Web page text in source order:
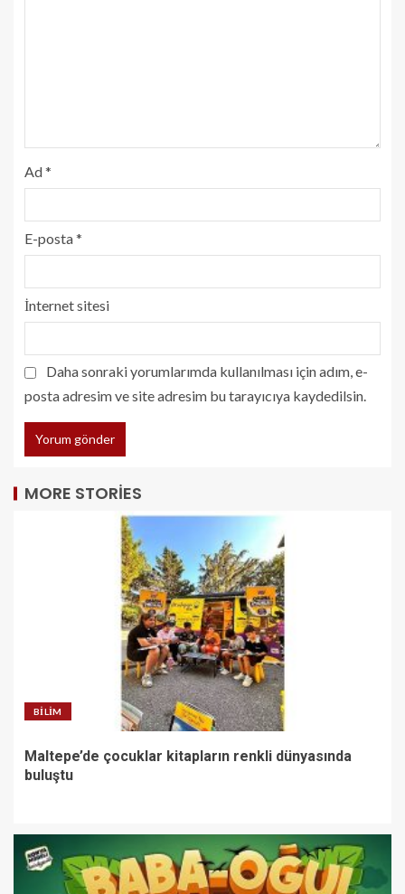
Ad*
E-posta*
İnternet sitesi
Daha sonraki yorumlarımda kullanılması için adım, e-
posta adresim ve site adresim bu tarayıcıya kaydedilsin.
MORE STORIES
BILIM
Maltepe’de çocuklar kitapların renkli dünyasında
buluştu